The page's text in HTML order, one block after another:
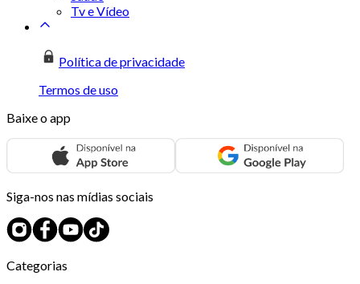
Tv e Vídeo
Política de privacidade
Termos de uso
Baixe o app
Siga-nos nas mídias sociais
Categorias